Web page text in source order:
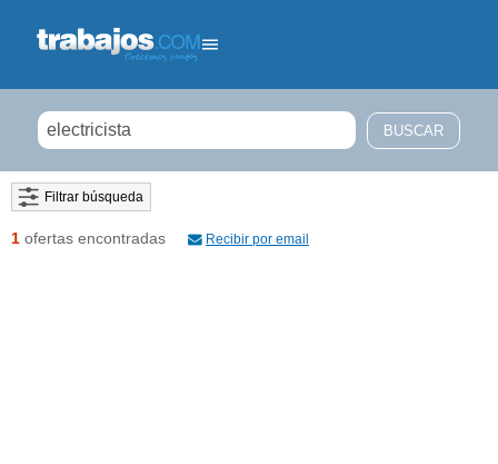
Filtrar búsqueda
1 ofertas encontradas Recibir por email